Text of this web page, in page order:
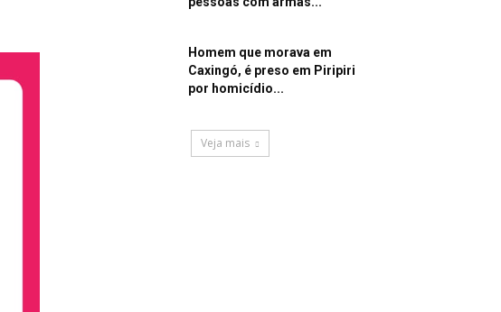
Homem que morava em
Caxingó, é preso em Piripiri
por homicídio...
Veja mais